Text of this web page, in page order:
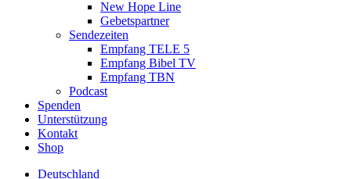
New Hope Line
Gebetspartner
Sendezeiten
Empfang TELE 5
Empfang Bibel TV
Empfang TBN
Podcast
Spenden
Unterstützung
Kontakt
Shop
Deutschland